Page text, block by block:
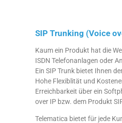
SIP Trunking (Voice
Kaum ein Produkt hat die
ISDN Telefonanlagen oder
Ein SIP Trunk bietet Ihnen
Hohe Flexiblität und
Erreichbarkeit über ein
over IP bzw. dem Produkt
Telematica bietet für jede